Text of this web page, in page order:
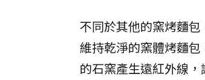
不同於其他的窯烤麵
維持乾淨的窯體烤麵
的石窯產生遠紅外線